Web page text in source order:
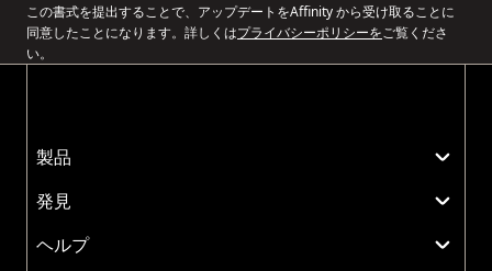
この書式を提出することで、アップデートをAffinity から受け取ることに
同意したことになります。詳しくはプライバシーポリシーをご覧くださ
い。
製品
発見
ヘルプ